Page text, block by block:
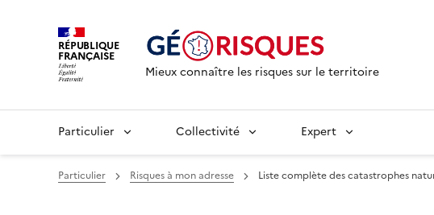
RÉPUBLIQUE
FRANÇAISE
Mieux connaître les risques sur le territoire
Particulier Collectivité Expert
Particulier Risques à mon adresse Liste complète des catastrophes